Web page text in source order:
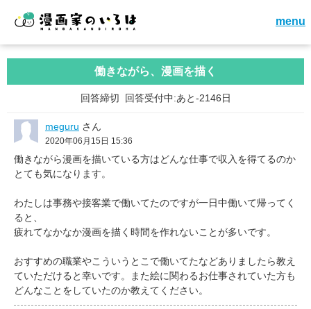
menu
働きながら、漫画を描く
回答締切 回答受付中:あと-2146日
meguru さん
2020年06月15日 15:36
働きながら漫画を描いている方はどんな仕事で収入を得てるのか
とても気になります。
わたしは事務や接客業で働いてたのですが一日中働いて帰ってく
ると、
疲れてなかなか漫画を描く時間を作れないことが多いです。
おすすめの職業やこういうとこで働いてたなどありましたら教え
ていただけると幸いです。また絵に関わるお仕事されていた方も
どんなことをしていたのか教えてください。